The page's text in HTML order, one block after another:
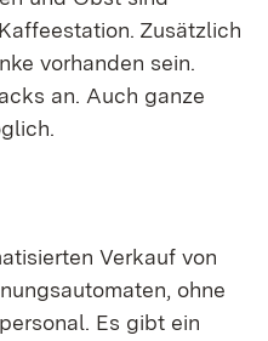
Zusätzlich
vorhanden sein.
an. Auch ganze
Verkauf von
ohne
Es gibt ein